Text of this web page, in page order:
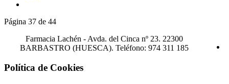
Página 37 de 44
Farmacia Lachén - Avda. del Cinca nº 23. 22300
BARBASTRO (HUESCA). Teléfono: 974 311 185
Política de Cookies